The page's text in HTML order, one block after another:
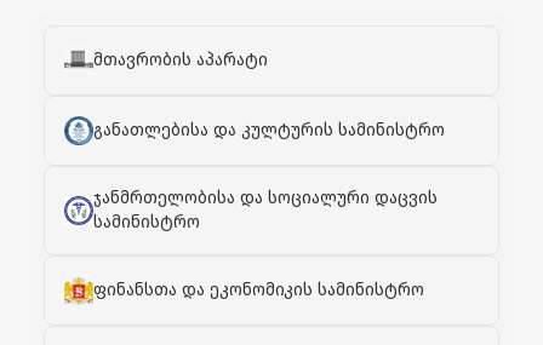
მთავრობის აპარატი
განათლებისა და კულტურის სამინისტრო
ჯანმრთელობისა და სოციალური დაცვის
სამინისტრო
ფინანსთა და ეკონომიკის სამინისტრო